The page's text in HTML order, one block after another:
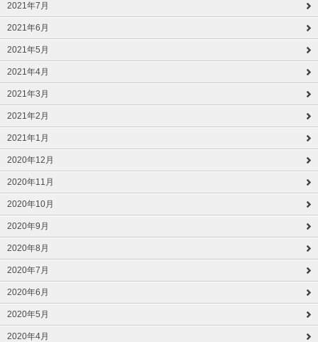
2021年7月
2021年6月
2021年5月
2021年4月
2021年3月
2021年2月
2021年1月
2020年12月
2020年11月
2020年10月
2020年9月
2020年8月
2020年7月
2020年6月
2020年5月
2020年4月